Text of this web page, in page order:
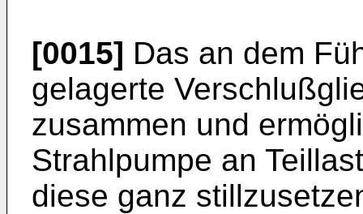
[0015] Das an dem
gelagerte
zusammen und
Strahlpumpe an
diese ganz